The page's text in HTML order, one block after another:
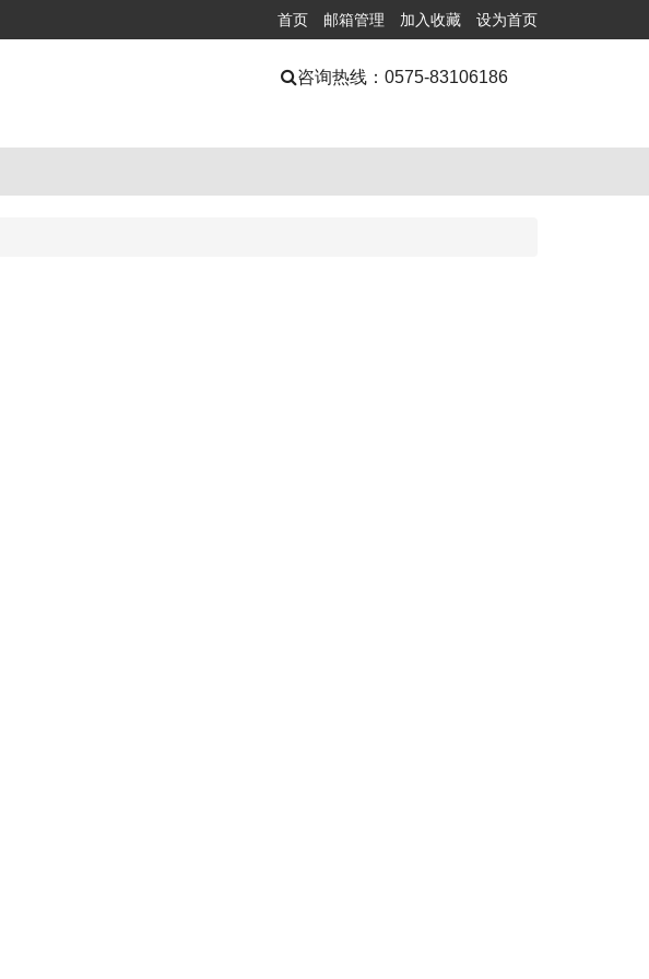
首页 邮箱管理 加入收藏 设为首页
咨询热线： 0575-83106186